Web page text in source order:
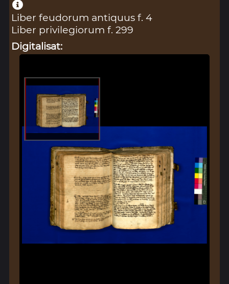
Liber feudorum antiquus f. 4
Liber privilegiorum f. 299
Digitalisat: